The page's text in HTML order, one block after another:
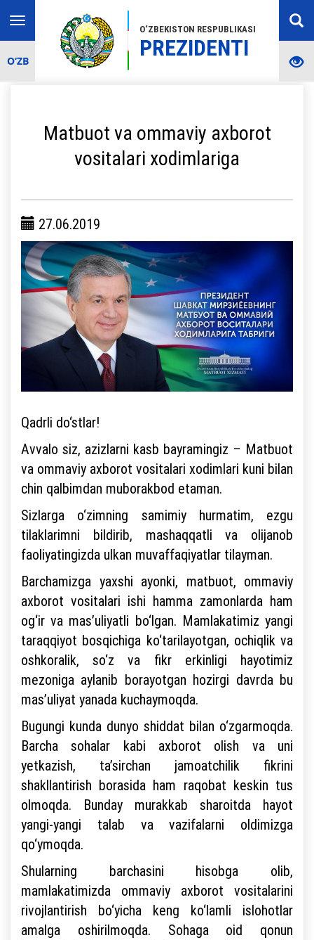
O‘ZBEKISTON RESPUBLIKASI
PREZIDENTI
Toggle
navigation
O‘ZB
Matbuot va ommaviy axborot
vositalari xodimlariga
27.06.2019
Qadrli do‘stlar!
Avvalo siz, azizlarni kasb bayramingiz – Matbuot
va ommaviy axborot vositalari xodimlari kuni bilan
chin qalbimdan muborakbod etaman.
Sizlarga o‘zimning samimiy hurmatim, ezgu
tilaklarimni bildirib, mashaqqatli va olijanob
faoliyatingizda ulkan muvaffaqiyatlar tilayman.
Barchamizga yaxshi ayonki, matbuot, ommaviy
axborot vositalari ishi hamma zamonlarda ham
og‘ir va mas’uliyatli bo‘lgan. Mamlakatimiz yangi
taraqqiyot bosqichiga ko‘tarilayotgan, ochiqlik va
oshkoralik, so‘z va fikr erkinligi hayotimiz
mezoniga aylanib borayotgan hozirgi davrda bu
mas’uliyat yanada kuchaymoqda.
Bugungi kunda dunyo shiddat bilan o‘zgarmoqda.
Barcha sohalar kabi axborot olish va uni
yetkazish, ta’sirchan jamoatchilik fikrini
shakllantirish borasida ham raqobat keskin tus
olmoqda. Bunday murakkab sharoitda hayot
yangi-yangi talab va vazifalarni oldimizga
qo‘ymoqda.
Shularning barchasini hisobga olib,
mamlakatimizda ommaviy axborot vositalarini
rivojlantirish bo‘yicha keng ko‘lamli islohotlar
amalga oshirilmoqda. Sohaga oid qonun